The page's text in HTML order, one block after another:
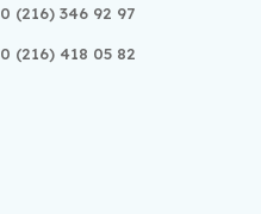
0 (216) 346 92 97
0 (216) 418 05 82